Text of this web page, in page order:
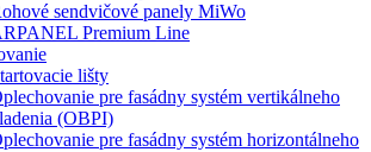
sendvičové panely MiWo
Premium Line
lišty
pre fasádny systém vertikálneho
(OBPI)
pre fasádny systém horizontálneho